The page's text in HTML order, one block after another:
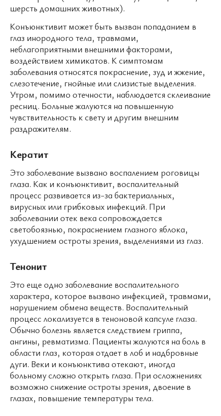
шерсть домашних животных).
Конъюнктивит может быть вызван попаданием в
глаз инородного тела, травмами,
неблагоприятными внешними факторами,
воздействием химикатов. К симптомам
заболевания относятся покраснение, зуд и жжение,
слезотечение, гнойные или слизистые выделения.
Утром, помимо отечности, наблюдается склеивание
ресниц. Больные жалуются на повышенную
чувствительность к свету и другим внешним
раздражителям.
Кератит
Это заболевание вызвано воспалением роговицы
глаза. Как и конъюнктивит, воспалительный
процесс развивается из-за бактериальных,
вирусных или грибковых инфекций. При
заболевании отек века сопровождается
светобоязнью, покраснением глазного яблока,
ухудшением остроты зрения, выделениями из глаз.
Тенонит
Это еще одно заболевание воспалительного
характера, которое вызвано инфекцией, травмами,
нарушением обмена веществ. Воспалительный
процесс локализуется в теноновой капсуле глаза.
Обычно болезнь является следствием гриппа,
ангины, ревматизма. Пациенты жалуются на боль в
области глаз, которая отдает в лоб и надбровные
дуги. Веки и конъюнктива отекают, иногда
больному сложно открыть глаза. При осложнениях
возможно снижение остроты зрения, двоение в
глазах, повышение температуры тела.